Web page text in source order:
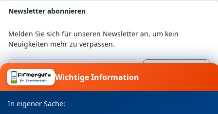
Newsletter abonnieren
Melden Sie sich für unseren Newsletter an, um kein
Neuigkeiten mehr zu verpassen.
Ich willige ein, dass meine Angaben laut
werden.
Wichtige Information
In eigener Sache: